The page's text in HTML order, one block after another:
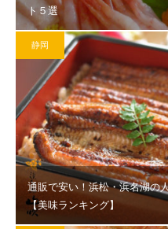
ト５選
静岡
通販で安い！浜松・浜名湖の
【美味ランキング】